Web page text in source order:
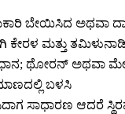
ಬೇಯಿಸಿದ ಅಥವಾ
ಮತ್ತು
ಥೋರನ್ ಅಥವಾ
ಬಳಸಿ
ಸಾಧಾರಣ ಆದರೆ